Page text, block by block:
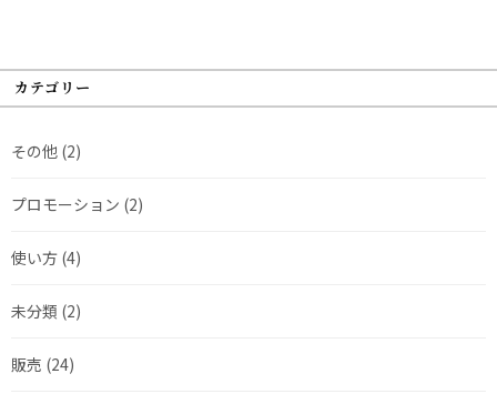
カテゴリー
その他 (2)
プロモーション (2)
使い方 (4)
未分類 (2)
販売 (24)